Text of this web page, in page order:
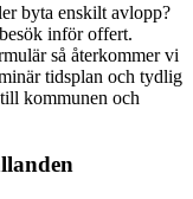
byta enskilt avlopp?
inför offert.
så återkommer vi
tidsplan och tydlig
kommunen och